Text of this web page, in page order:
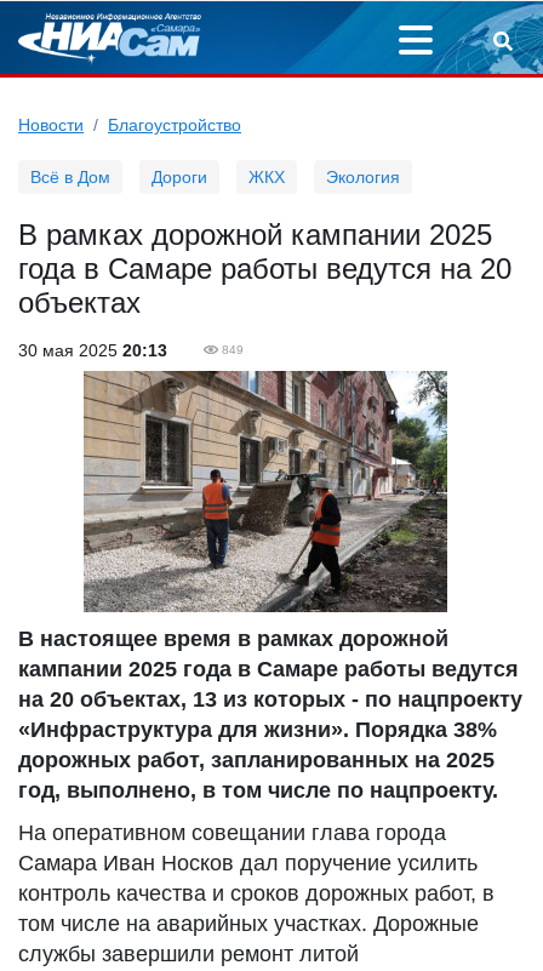
Новости Благоустройство
Всё в Дом Дороги ЖКХ Экология
В рамках дорожной кампании 2025
года в Самаре работы ведутся на 20
объектах
30 мая 2025 20:13 849
В настоящее время в рамках дорожной
кампании 2025 года в Самаре работы ведутся
на 20 объектах, 13 из которых - по нацпроекту
«Инфраструктура для жизни». Порядка 38%
дорожных работ, запланированных на 2025
год, выполнено, в том числе по нацпроекту.
На оперативном совещании глава города
Самара Иван Носков дал поручение усилить
контроль качества и сроков дорожных работ, в
том числе на аварийных участках. Дорожные
службы завершили ремонт литой